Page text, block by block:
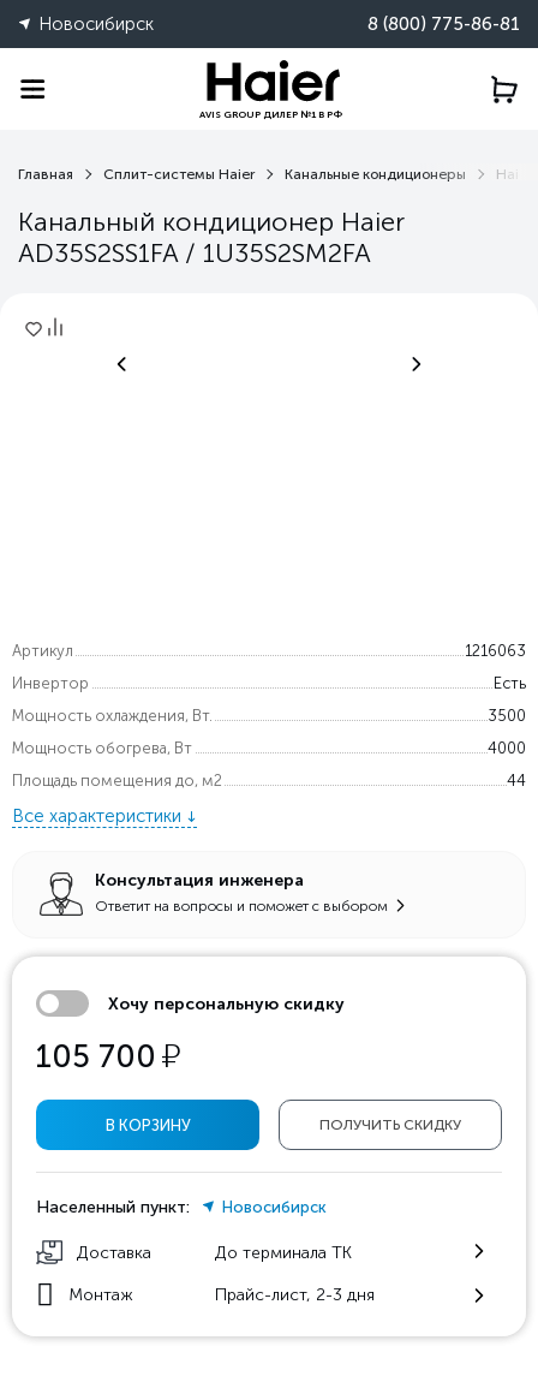
Новосибирск 8 (800) 775-86-81
AVIS GROUP ДИЛЕР №1 В РФ
Главная Сплит-системы Haier Канальные кондиционеры Haier
Канальный кондиционер Haier
AD35S2SS1FA / 1U35S2SM2FA
Артикул
1216063
Инвертор
Есть
Мощность охлаждения, Вт.
3500
Мощность обогрева, Вт
4000
Площадь помещения до, м2
44
Все характеристики
Консультация инженера
Ответит на вопросы и поможет с выбором
Хочу персональную скидку
105 700 у
ПОЛУЧИТЬ СКИДКУ
В КОРЗИНУ
Населенный пункт: Новосибирск
Доставка До терминала ТК
Монтаж Прайс-лист, 2-3 дня